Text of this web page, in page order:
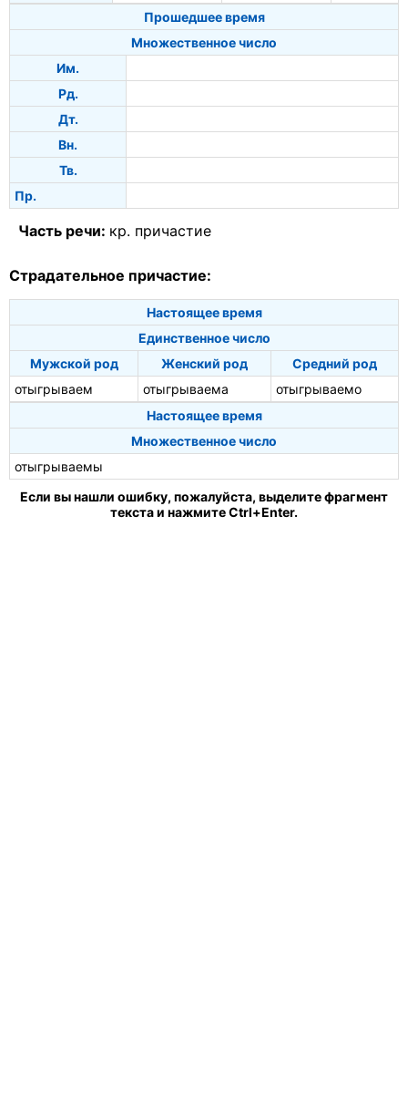
Прошедшее время
Множественное число
Им.
Рд.
Дт.
Вн.
Тв.
Пр.
Часть речи: кр. причастие
Страдательное причастие:
Настоящее время
Единственное число
Мужской род
Женский род
Средний род
отыгрываем
отыгрываема
отыгрываемо
Настоящее время
Множественное число
отыгрываемы
Если вы нашли ошибку, пожалуйста, выделите фрагмент
текста и нажмите Ctrl+Enter.